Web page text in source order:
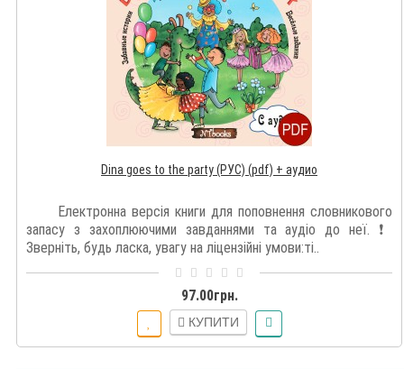
Dina goes to the party (РУС) (pdf) + аудио
Електронна версія книги для поповнення словникового
запасу з захоплюючими завданнями та аудіо до неї. ❗️
Зверніть, будь ласка, увагу на ліцензійні умови:ті..
97.00грн.
КУПИТИ